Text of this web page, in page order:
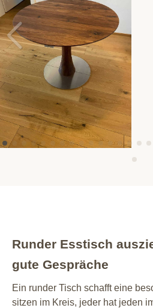
Runder Esstisch
gute Gespräche
Ein runder Tisch schafft eine
sitzen im Kreis, jeder hat jeden